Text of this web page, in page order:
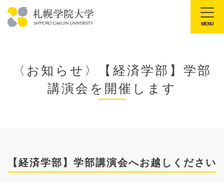
文
MENU
〈お知らせ〉【経済学部】学部
講演会を開催します
【経済学部】学部講演会へお越しください